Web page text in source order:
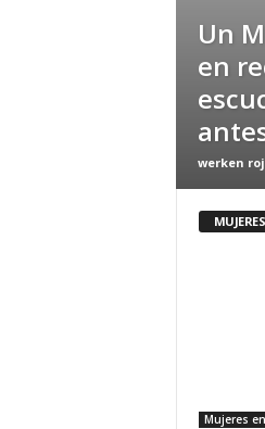
Un
en
werken
Mujeres